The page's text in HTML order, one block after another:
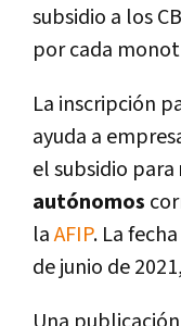
subsidio a los
por cada
La inscripción
ayuda a
el subsidio para
autónomos
laAFIP. La
de junio de